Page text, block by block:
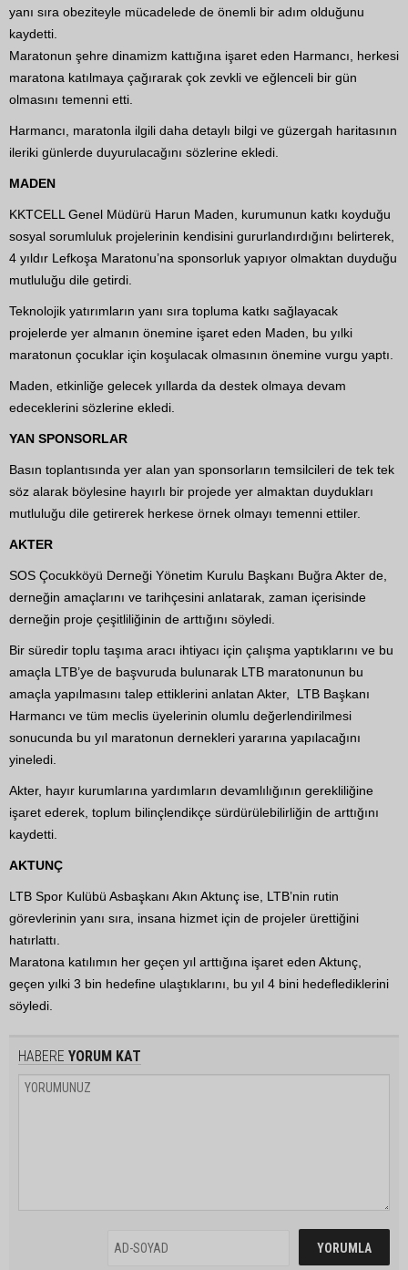
yanı sıra obeziteyle mücadelede de önemli bir adım olduğunu
kaydetti.
Maratonun şehre dinamizm kattığına işaret eden Harmancı, herkesi
maratona katılmaya çağırarak çok zevkli ve eğlenceli bir gün
olmasını temenni etti.
Harmancı, maratonla ilgili daha detaylı bilgi ve güzergah haritasının
ileriki günlerde duyurulacağını sözlerine ekledi.
MADEN
KKTCELL Genel Müdürü Harun Maden, kurumunun katkı koyduğu
sosyal sorumluluk projelerinin kendisini gururlandırdığını belirterek,
4 yıldır Lefkoşa Maratonu’na sponsorluk yapıyor olmaktan duyduğu
mutluluğu dile getirdi.
Teknolojik yatırımların yanı sıra topluma katkı sağlayacak
projelerde yer almanın önemine işaret eden Maden, bu yılki
maratonun çocuklar için koşulacak olmasının önemine vurgu yaptı.
Maden, etkinliğe gelecek yıllarda da destek olmaya devam
edeceklerini sözlerine ekledi.
YAN SPONSORLAR
Basın toplantısında yer alan yan sponsorların temsilcileri de tek tek
söz alarak böylesine hayırlı bir projede yer almaktan duydukları
mutluluğu dile getirerek herkese örnek olmayı temenni ettiler.
AKTER
SOS Çocukköyü Derneği Yönetim Kurulu Başkanı Buğra Akter de,
derneğin amaçlarını ve tarihçesini anlatarak, zaman içerisinde
derneğin proje çeşitliliğinin de arttığını söyledi.
Bir süredir toplu taşıma aracı ihtiyacı için çalışma yaptıklarını ve bu
amaçla LTB’ye de başvuruda bulunarak LTB maratonunun bu
amaçla yapılmasını talep ettiklerini anlatan Akter, LTB Başkanı
Harmancı ve tüm meclis üyelerinin olumlu değerlendirilmesi
sonucunda bu yıl maratonun dernekleri yararına yapılacağını
yineledi.
Akter, hayır kurumlarına yardımların devamlılığının gerekliliğine
işaret ederek, toplum bilinçlendikçe sürdürülebilirliğin de arttığını
kaydetti.
AKTUNÇ
LTB Spor Kulübü Asbaşkanı Akın Aktunç ise, LTB’nin rutin
görevlerinin yanı sıra, insana hizmet için de projeler ürettiğini
hatırlattı.
Maratona katılımın her geçen yıl arttığına işaret eden Aktunç,
geçen yılki 3 bin hedefine ulaştıklarını, bu yıl 4 bini hedeflediklerini
söyledi.
HABERE YORUM KAT